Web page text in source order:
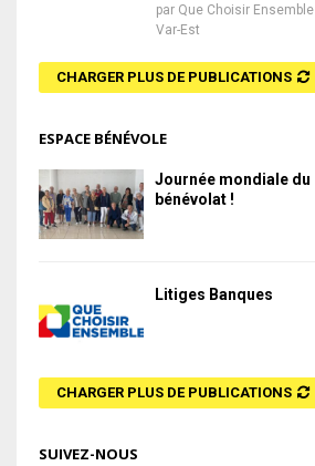
par Que Choisir Ensemble
Var-Est
CHARGER PLUS DE PUBLICATIONS
ESPACE BÉNÉVOLE
Journée mondiale du
bénévolat !
Litiges Banques
CHARGER PLUS DE PUBLICATIONS
SUIVEZ-NOUS